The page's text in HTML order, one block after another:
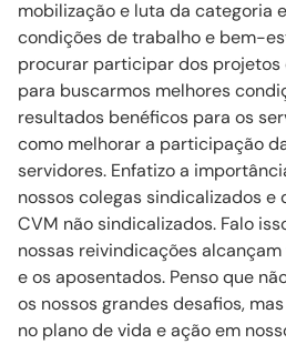
mobilização e luta da categoria
condições de trabalho e bem-
procurar participar dos projetos
para buscarmos melhores
resultados benéficos para os
como melhorar a participação
servidores. Enfatizo a
nossos colegas sindicalizados e
CVM não sindicalizados. Falo
nossas reivindicações
e os aposentados. Penso que
os nossos grandes desafios,
no plano de vida e ação em